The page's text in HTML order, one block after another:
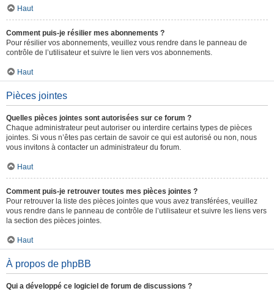
Haut
Comment puis-je résilier mes abonnements ?
Pour résilier vos abonnements, veuillez vous rendre dans le panneau de
contrôle de l’utilisateur et suivre le lien vers vos abonnements.
Haut
Pièces jointes
Quelles pièces jointes sont autorisées sur ce forum ?
Chaque administrateur peut autoriser ou interdire certains types de pièces
jointes. Si vous n’êtes pas certain de savoir ce qui est autorisé ou non, nous
vous invitons à contacter un administrateur du forum.
Haut
Comment puis-je retrouver toutes mes pièces jointes ?
Pour retrouver la liste des pièces jointes que vous avez transférées, veuillez
vous rendre dans le panneau de contrôle de l’utilisateur et suivre les liens vers
la section des pièces jointes.
Haut
À propos de phpBB
Qui a développé ce logiciel de forum de discussions ?